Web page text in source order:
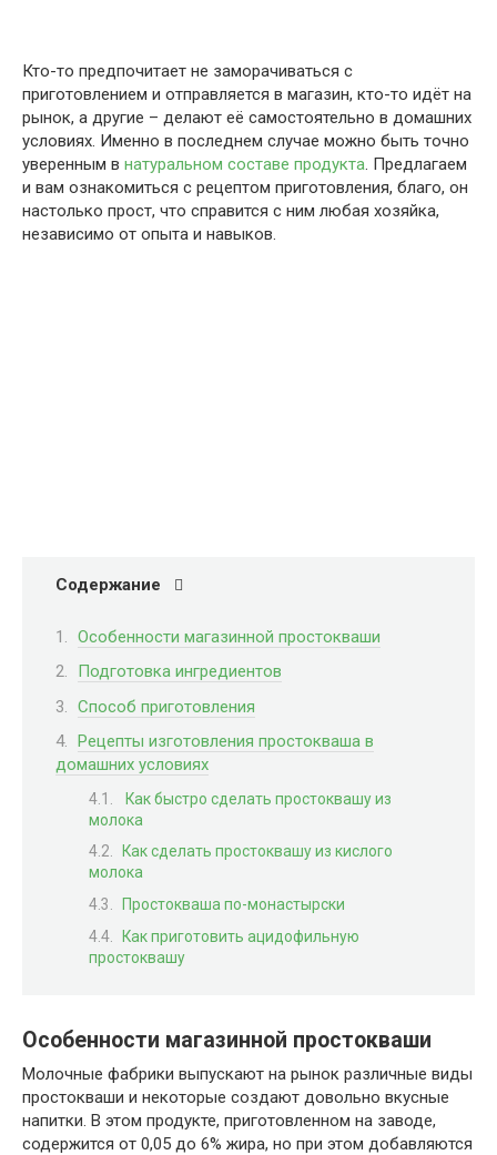
Кто-то предпочитает не заморачиваться с
приготовлением и отправляется в магазин, кто-то идёт на
рынок, а другие – делают её самостоятельно в домашних
условиях. Именно в последнем случае можно быть точно
уверенным в натуральном составе продукта. Предлагаем
и вам ознакомиться с рецептом приготовления, благо, он
настолько прост, что справится с ним любая хозяйка,
независимо от опыта и навыков.
Содержание
Особенности магазинной простокваши
Подготовка ингредиентов
Способ приготовления
Рецепты изготовления простокваша в
домашних условиях
Как быстро сделать простоквашу из
молока
Как сделать простоквашу из кислого
молока
Простокваша по-монастырски
Как приготовить ацидофильную
простоквашу
Особенности магазинной простокваши
Молочные фабрики выпускают на рынок различные виды
простокваши и некоторые создают довольно вкусные
напитки. В этом продукте, приготовленном на заводе,
содержится от 0,05 до 6% жира, но при этом добавляются